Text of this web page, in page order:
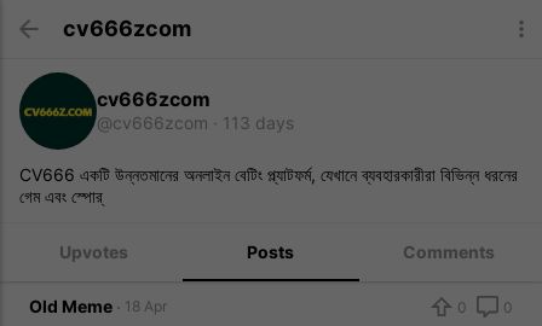
cv666zcom
cv666zcom
@cv666zcom 113 days
CV666 একটি উন্নতমানের অনলাইন বেটিং প্ল্যাটফর্ম, যেখানে ব্যবহারকারীরা বিভিন্ন ধরনের
গেম এবং স্পোর্
Upvotes Posts Comments
Old Meme 18 Apr 0 0